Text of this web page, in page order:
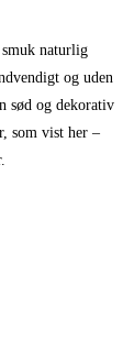
naturlig
og uden
sød og dekorativ
som vist her –